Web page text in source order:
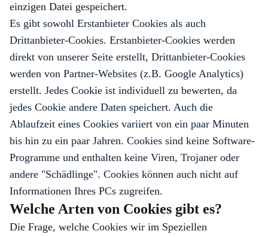
einzigen Datei gespeichert.
Es gibt sowohl Erstanbieter Cookies als auch
Drittanbieter-Cookies. Erstanbieter-Cookies werden
direkt von unserer Seite erstellt, Drittanbieter-Cookies
werden von Partner-Websites (z.B. Google Analytics)
erstellt. Jedes Cookie ist individuell zu bewerten, da
jedes Cookie andere Daten speichert. Auch die
Ablaufzeit eines Cookies variiert von ein paar Minuten
bis hin zu ein paar Jahren. Cookies sind keine Software-
Programme und enthalten keine Viren, Trojaner oder
andere "Schädlinge". Cookies können auch nicht auf
Informationen Ihres PCs zugreifen.
Welche Arten von Cookies gibt es?
Die Frage, welche Cookies wir im Speziellen